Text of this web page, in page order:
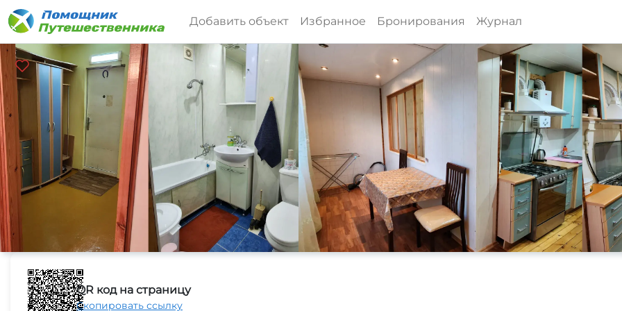
Добавить объект Избранное Бронирования Журнал
QR код на страницу
Скопировать ссылку